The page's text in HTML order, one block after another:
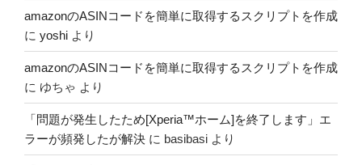
amazonのASINコードを簡単に取得するスクリプトを作成
に yoshi より
amazonのASINコードを簡単に取得するスクリプトを作成
に ゆちゃ より
「問題が発生したため[Xperia™ホーム]を終了します」エ
ラーが頻発したが解決 に basibasi より